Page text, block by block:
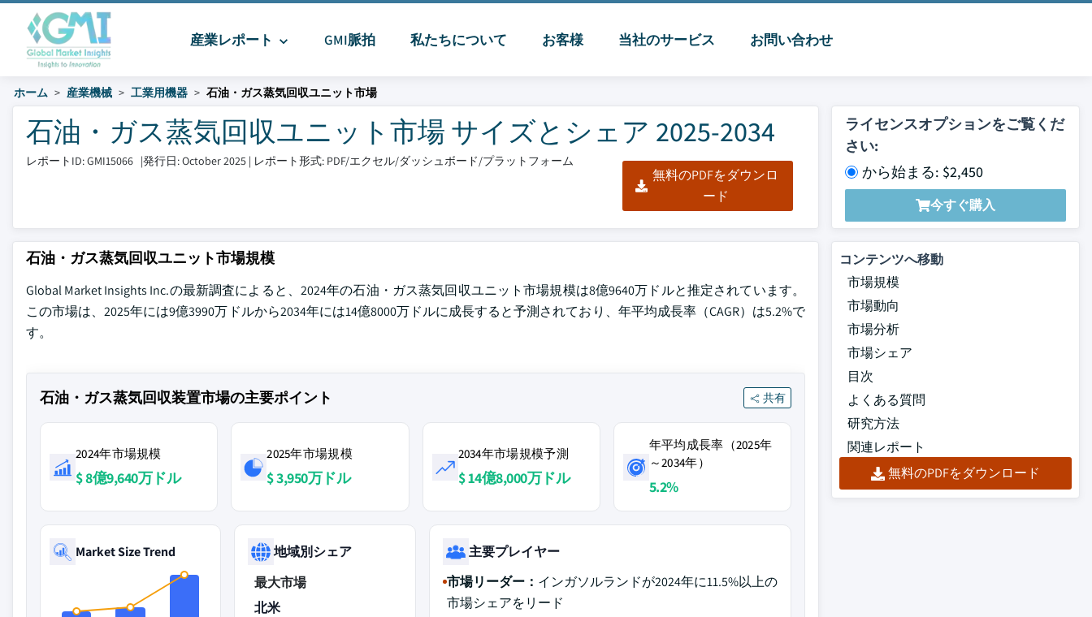
産業レポート GMI脈拍 私たちについて お客様 当社のサービス お問い合わせ
ホーム 産業機械 工業用機器 石油・ガス蒸気回収ユニット市場
石油・ガス蒸気回収ユニット市場 サイズとシェア 2025-2034
レポートID: GMI15066 |発行日: October 2025 | レポート形式: PDF/エクセル/ダッシュボード/プラットフォーム
無料のPDFをダウンロ
ード
ライセンスオプションをご覧くだ
さい:
から始まる: $2,450
今すぐ購入
石油・ガス蒸気回収ユニット市場規模
Global Market Insights Inc.の最新調査によると、2024年の石油・ガス蒸気回収ユニット市場規模は8億9640万ドルと推定されています。
この市場は、2025年には9億3990万ドルから2034年には14億8000万ドルに成長すると予測されており、年平均成長率（CAGR）は5.2%で
す。
石油・ガス蒸気回収装置市場の主要ポイント 共有
2024年市場規模
$ 8億9,640万ドル
2025年市場規模
$ 3,950万ドル
2034年市場規模予測
$ 14億8,000万ドル
年平均成長率（2025年
～2034年）
5.2%
Market Size Trend
地域別シェア
最大市場
北米
主要プレイヤー
市場リーダー： インガソルランドが2024年に11.5%以上の
市場シェアをリード
コンテンツへ移動
市場規模
市場動向
市場分析
市場シェア
目次
よくある質問
研究方法
関連レポート
無料のPDFをダウンロード